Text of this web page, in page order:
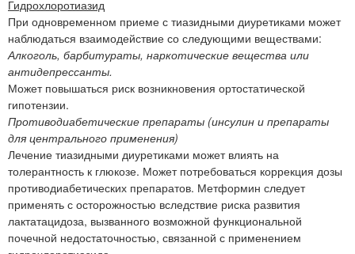
Гидрохлоротиазид
При одновременном приеме с тиазидными диуретиками может
наблюдаться взаимодействие со следующими веществами:
Алкоголь, барбитураты, наркотические вещества или
антидепрессанты.
Может повышаться риск возникновения ортостатической
гипотензии.
Противодиабетические препараты (инсулин и препараты
для центрального применения)
Лечение тиазидными диуретиками может влиять на
толерантность к глюкозе. Может потребоваться коррекция дозы
противодиабетических препаратов. Метформин следует
применять с осторожностью вследствие риска развития
лактатацидоза, вызванного возможной функциональной
почечной недостаточностью, связанной с применением